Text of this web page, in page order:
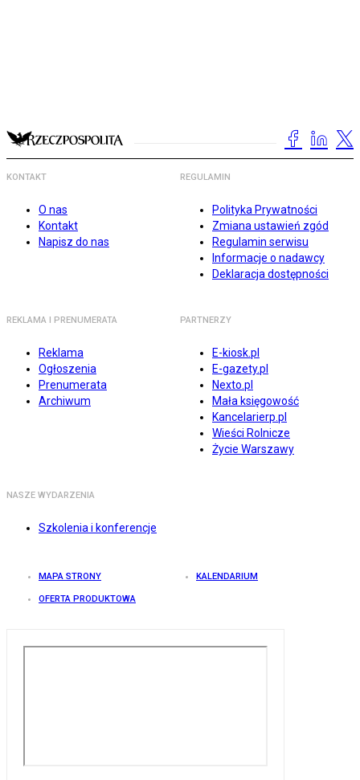
KONTAKT
O nas
Kontakt
Napisz do nas
REGULAMIN
Polityka Prywatności
Zmiana ustawień zgód
Regulamin serwisu
Informacje o nadawcy
Deklaracja dostępności
REKLAMA I PRENUMERATA
Reklama
Ogłoszenia
Prenumerata
Archiwum
PARTNERZY
E-kiosk.pl
E-gazety.pl
Nexto.pl
Mała księgowość
Kancelarierp.pl
Wieści Rolnicze
Życie Warszawy
NASZE WYDARZENIA
Szkolenia i konferencje
MAPA STRONY KALENDARIUM
OFERTA PRODUKTOWA